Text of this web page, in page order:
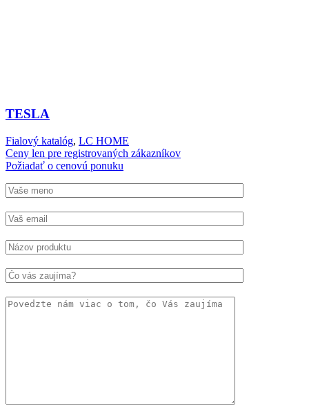
TESLA
Fialový katalóg, LC HOME
Ceny len pre registrovaných zákazníkov
Požiadať o cenovú ponuku